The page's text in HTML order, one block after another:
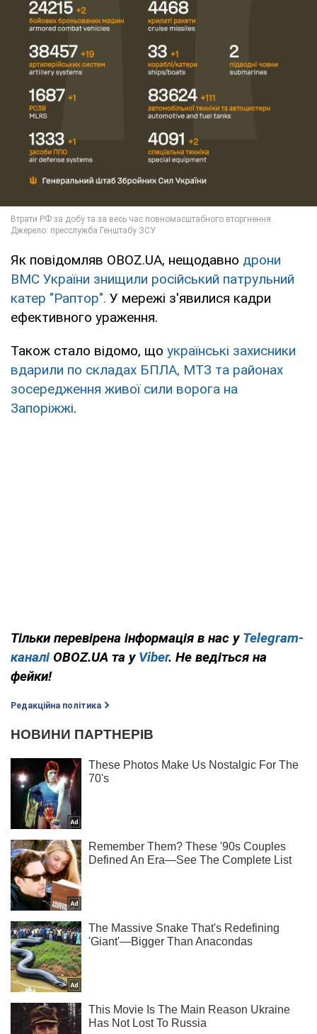
Як повідомляв OBOZ.UA, нещодавно дрони
ВМС України знищили російський патрульний
катер "Раптор". У мережі з'явилися кадри
ефективного ураження.
Також стало відомо, що українські захисники
вдарили по складах БПЛА, МТЗ та районах
зосередження живої сили ворога на
Запоріжжі.
Тільки перевірена інформація в нас у Telegram-
каналі OBOZ.UA та у Viber. Не ведіться на
фейки!
Редакційна політика